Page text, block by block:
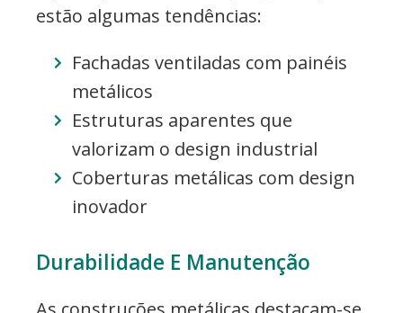
estão algumas tendências:
Fachadas ventiladas com painéis
metálicos
Estruturas aparentes que
valorizam o design industrial
Coberturas metálicas com design
inovador
Durabilidade E Manutenção